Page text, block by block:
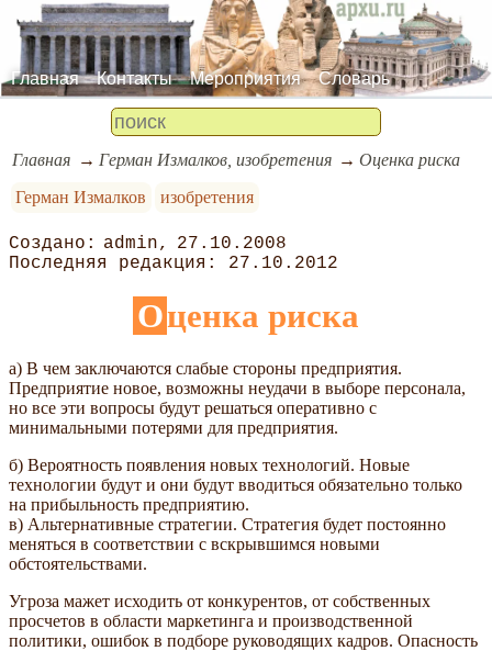
Главная Контакты Мероприятия Словарь
Главная Герман Измалков, изобретения
Оценка риска
Герман Измалков
изобретения
admin
27.10.2008
27.10.2012
Оценка риска
а) В чем заключаются слабые стороны предприятия.
Предприятие новое, возможны неудачи в выборе персонала,
но все эти вопросы будут решаться оперативно с
минимальными потерями для предприятия.
б) Вероятность появления новых технологий. Новые
технологии будут и они будут вводиться обязательно только
на прибыльность предприятию.
в) Альтернативные стратегии. Стратегия будет постоянно
меняться в соответствии с вскрывшимся новыми
обстоятельствами.
Угроза мажет исходить от конкурентов, от собственных
просчетов в области маркетинга и производственной
политики, ошибок в подборе руководящих кадров. Опасность